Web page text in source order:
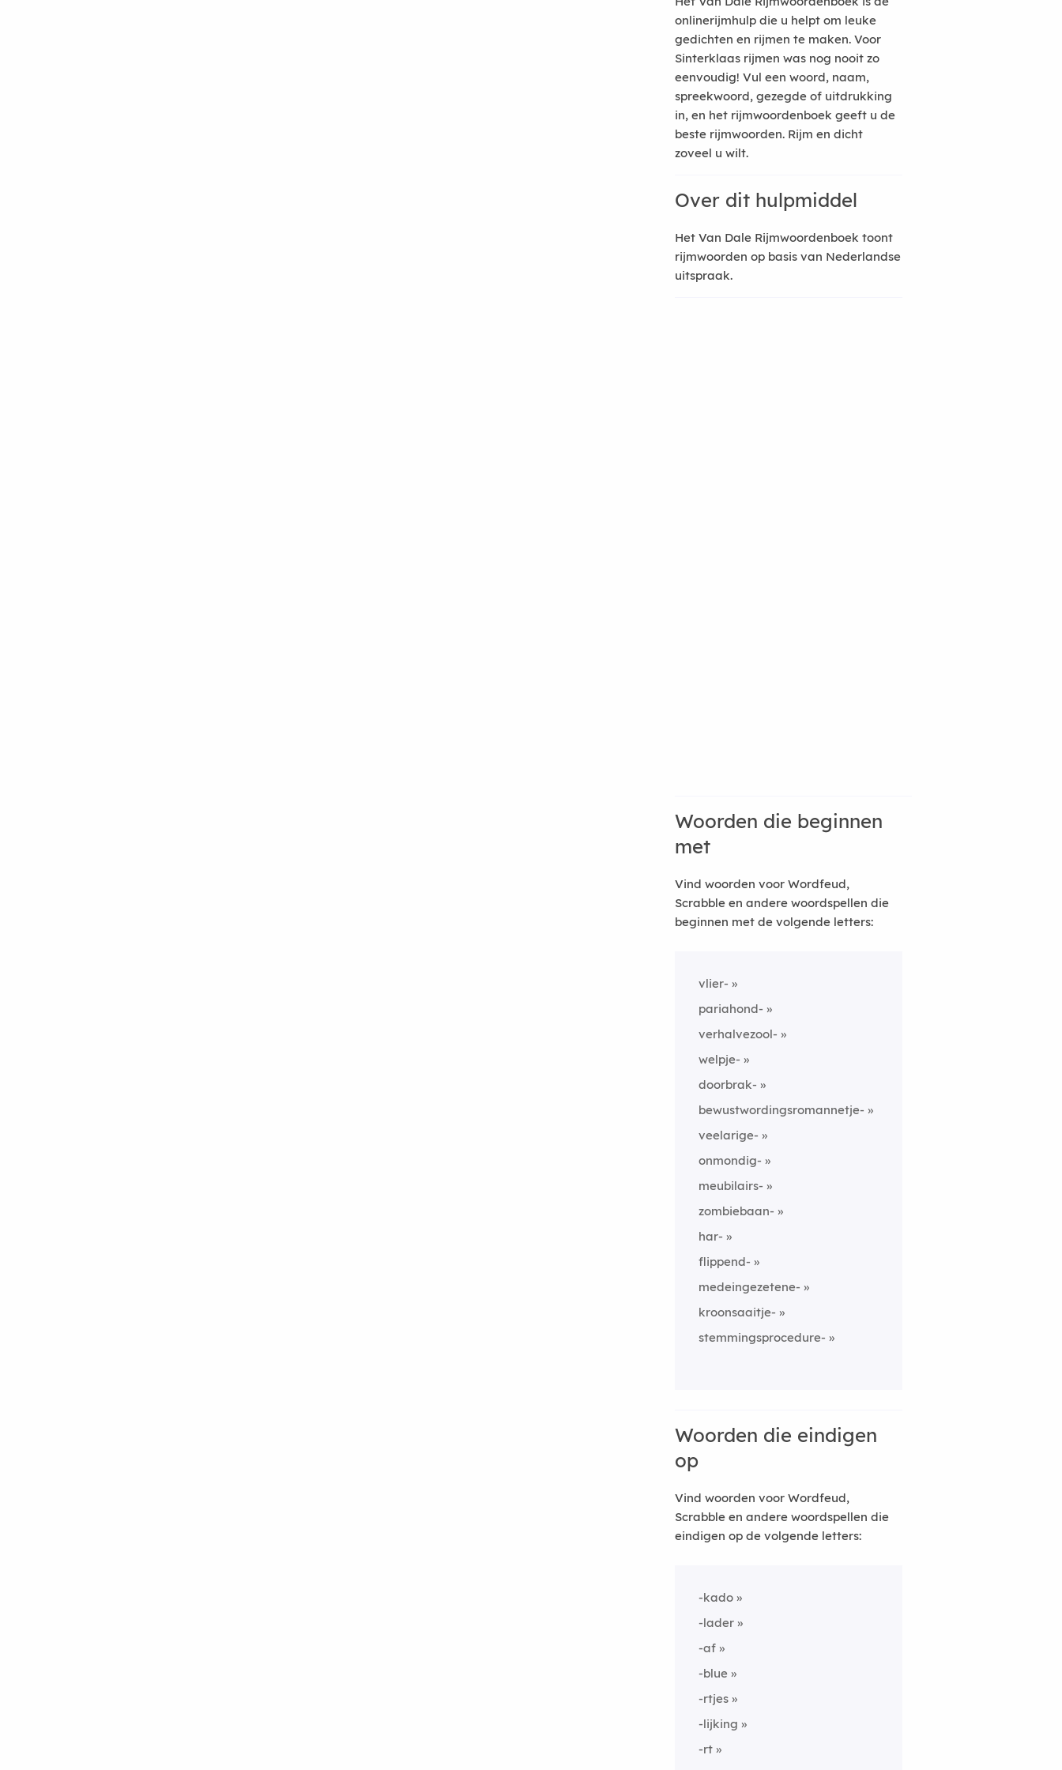
onlinerijmhulp die u helpt om leuke
gedichten en rijmen te maken. Voor
Sinterklaas rijmen was nog nooit zo
eenvoudig! Vul een woord, naam,
spreekwoord, gezegde of uitdrukking
in, en het rijmwoordenboek geeft u de
beste rijmwoorden. Rijm en dicht
zoveel u wilt.
Over dit hulpmiddel
Het Van Dale Rijmwoordenboek toont
rijmwoorden op basis van Nederlandse
uitspraak.
Woorden die beginnen
met
Vind woorden voor Wordfeud,
Scrabble en andere woordspellen die
beginnen met de volgende letters:
vlier-
pariahond-
verhalvezool-
welpje-
doorbrak-
bewustwordingsromannetje-
veelarige-
onmondig-
meubilairs-
zombiebaan-
har-
flippend-
medeingezetene-
kroonsaaitje-
stemmingsprocedure-
Woorden die eindigen
op
Vind woorden voor Wordfeud,
Scrabble en andere woordspellen die
eindigen op de volgende letters:
-kado
-lader
-af
-blue
-rtjes
-lijking
-rt